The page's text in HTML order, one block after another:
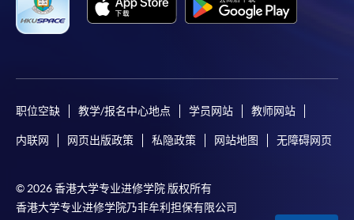
职位空缺 教学/报名中心地点 学员网站 教师网站
内联网 网页出版政策 私隐政策 网站地图 无障碍网页
© 2026 香港大学专业进修学院 版权所有
香港大学专业进修学院乃非牟利担保有限公司